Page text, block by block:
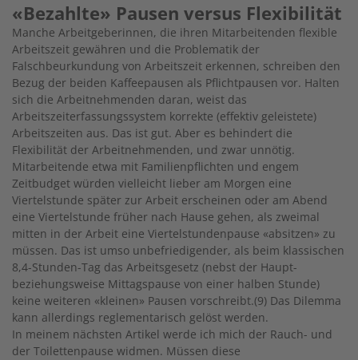
«Bezahlte» Pausen versus Flexibilität
Manche Arbeitgeberinnen, die ihren Mitarbeitenden flexible
Arbeitszeit gewähren und die Problematik der
Falschbeurkundung von Arbeitszeit erkennen, schreiben den
Bezug der beiden Kaffeepausen als Pflichtpausen vor. Halten
sich die Arbeitnehmenden daran, weist das
Arbeitszeiterfassungssystem korrekte (effektiv geleistete)
Arbeitszeiten aus. Das ist gut. Aber es behindert die
Flexibilität der Arbeitnehmenden, und zwar unnötig.
Mitarbeitende etwa mit Familienpflichten und engem
Zeitbudget würden vielleicht lieber am Morgen eine
Viertelstunde später zur Arbeit erscheinen oder am Abend
eine Viertelstunde früher nach Hause gehen, als zweimal
mitten in der Arbeit eine Viertelstundenpause «absitzen» zu
müssen. Das ist umso unbefriedigender, als beim klassischen
8,4-Stunden-Tag das Arbeitsgesetz (nebst der Haupt-
beziehungsweise Mittagspause von einer halben Stunde)
keine weiteren «kleinen» Pausen vorschreibt.(9) Das Dilemma
kann allerdings reglementarisch gelöst werden.
In meinem nächsten Artikel werde ich mich der Rauch- und
der Toilettenpause widmen. Müssen diese